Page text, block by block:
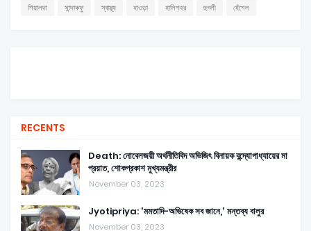
শিয়ালদা
সান্দাকফু স্বাস্থ্য হাওড়া হালিশহর হুগলী হেঁশেল
RECENTS
Death: নোবেলজয়ী অর্থনীতিবিদ অভিজিৎ বিনায়ক বন্দ্যোপাধ্যায়ের মা
প্রয়াত, শোকপ্রকাশ মুখ্যমন্ত্রীর
November 03, 2023
Jyotipriya: 'মমতাদি-অভিষেক সব জানে,' মন্তব্য বালুর
November 03, 2023